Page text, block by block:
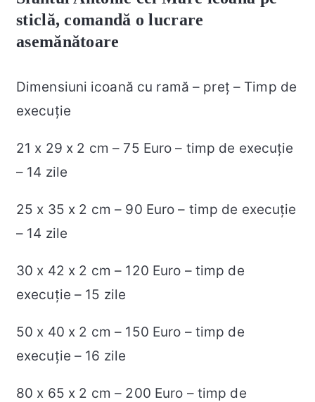
sticlă, comandă o lucrare
asemănătoare
Dimensiuni icoană cu ramă – preț – Timp de
execuție
21 x 29 x 2 cm – 75 Euro – timp de execuție
– 14 zile
25 x 35 x 2 cm – 90 Euro – timp de execuție
– 14 zile
30 x 42 x 2 cm – 120 Euro – timp de
execuție – 15 zile
50 x 40 x 2 cm – 150 Euro – timp de
execuție – 16 zile
80 x 65 x 2 cm – 200 Euro – timp de